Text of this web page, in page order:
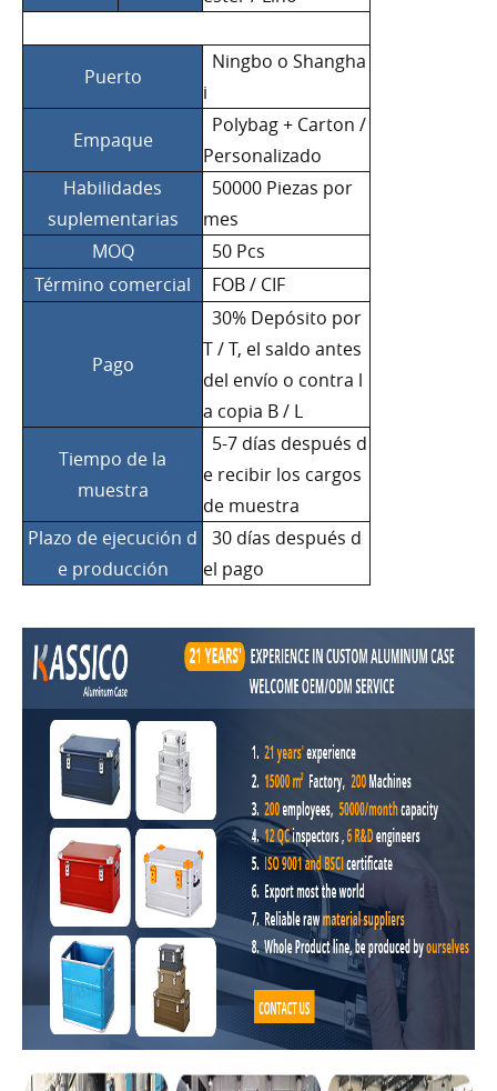
Puerto
Ningbo o Shangha
i
Empaque
Polybag + Carton /
Personalizado
Habilidades
suplementarias
50000 Piezas por
mes
MOQ
50 Pcs
Término comercial
FOB / CIF
Pago
30% Depósito por
T / T, el saldo antes
del envío o contra l
a copia B / L
Tiempo de la
muestra
5-7 días después d
e recibir los cargos
de muestra
Plazo de ejecución d
e producción
30 días después d
el pago